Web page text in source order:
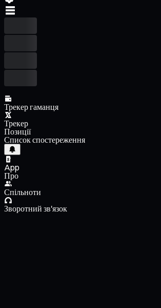
Трекер гаманця
Трекер
Позиції
Список спостереження
App
Про
Спільноти
Зворотний зв'язок